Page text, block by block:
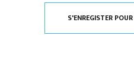
S'ENREGISTER